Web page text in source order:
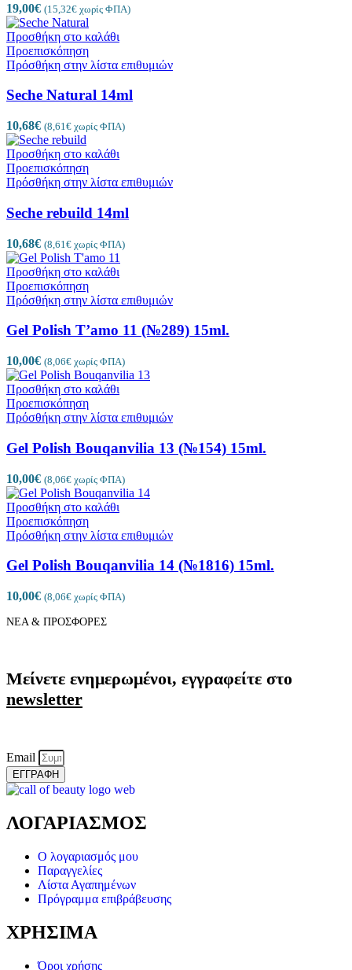
19,00€ (15,32€ χωρίς ΦΠΑ)
Προσθήκη στο καλάθι
Προεπισκόπηση
Πρόσθήκη στην λίστα επιθυμιών
Seche Natural 14ml
10,68€ (8,61€ χωρίς ΦΠΑ)
Προσθήκη στο καλάθι
Προεπισκόπηση
Πρόσθήκη στην λίστα επιθυμιών
Seche rebuild 14ml
10,68€ (8,61 € χωρίς ΦΠΑ)
Προσθήκη στο καλάθι
Προεπισκόπηση
Πρόσθήκη στην λίστα επιθυμιών
Gel Polish T’amo 11 (№289) 15ml.
10,00€ (8,06€ χωρίς ΦΠΑ)
Προσθήκη στο καλάθι
Προεπισκόπηση
Πρόσθήκη στην λίστα επιθυμιών
Gel Polish Bouqanvilia 13 (№154) 15ml.
10,00€ (8,06€ χωρίς ΦΠΑ)
Προσθήκη στο καλάθι
Προεπισκόπηση
Πρόσθήκη στην λίστα επιθυμιών
Gel Polish Bouqanvilia 14 (№1816) 15ml.
10,00€ (8,06€ χωρίς ΦΠΑ)
ΝΕΑ & ΠΡΟΣΦΟΡΕΣ
Μείνετε ενημερωμένοι, εγγραφείτε στο
newsletter
Email
ΕΓΓΡΑΦΗ
ΛΟΓΑΡΙΑΣΜΟΣ
Ο λογαριασμός μου
Παραγγελίες
Λίστα Αγαπημένων
Πρόγραμμα επιβράβευσης
ΧΡΗΣΙΜΑ
Όροι χρήσης